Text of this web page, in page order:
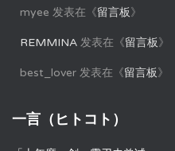
myee 发表在《留言板》
REMMINA 发表在《留言板》
best_lover 发表在《留言板》
一言（ヒトコト）